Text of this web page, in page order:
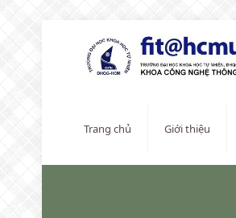
Trang chủ Giới thiệu